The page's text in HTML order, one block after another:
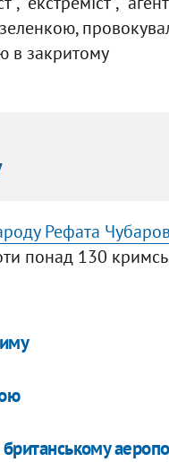
в закритому
Рефата
понад 130